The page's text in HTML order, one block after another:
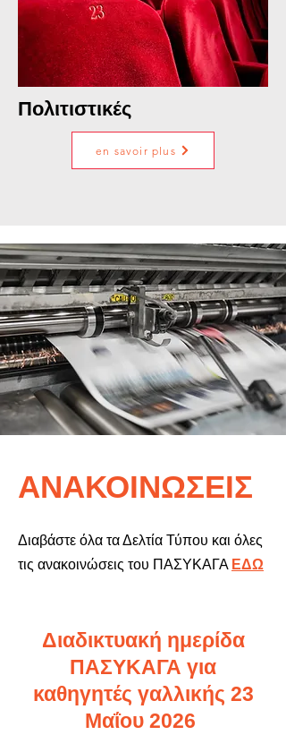
Πολιτιστικές
en savoir plus
ΑΝΑΚΟΙΝΩΣΕΙΣ
Διαβάστε όλα τα Δελτία Τύπου και όλες
τις ανακοινώσεις του ΠΑΣΥΚΑΓΑ ΕΔΩ
Διαδικτυακή ημερίδα
ΠΑΣΥΚΑΓΑ για
καθηγητές γαλλικής 23
Μαΐου 2026